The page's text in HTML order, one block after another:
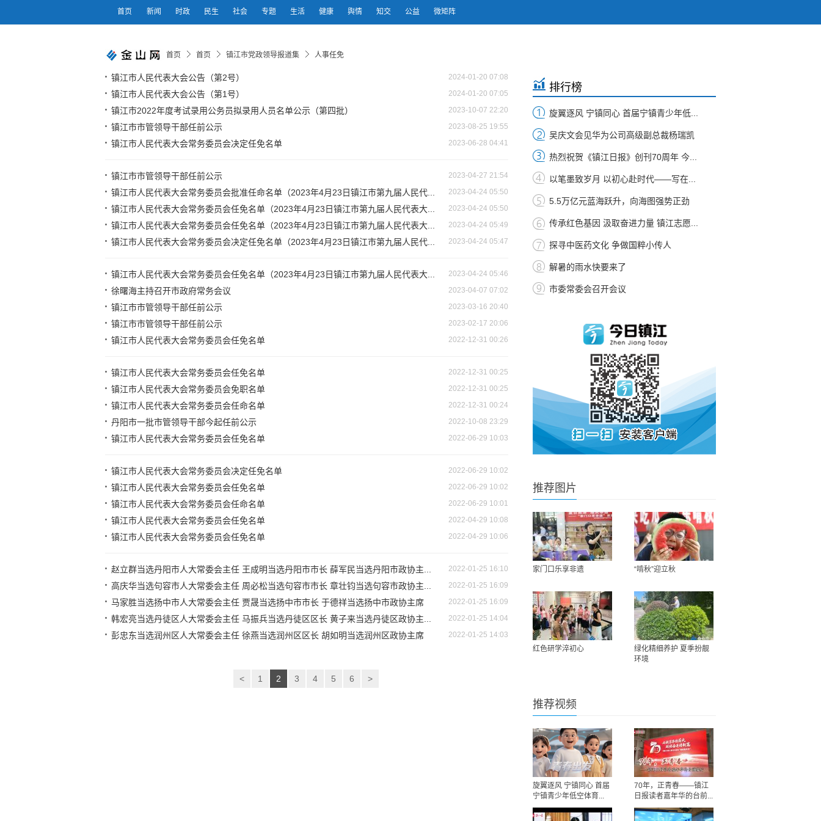
首页 新闻 时政 民生 社会 专题 生活 健康 舆情 知交 公益 微矩阵
首页 首页 镇江市党政领导报道集 人事任免
镇江市人民代表大会公告（第2号） 2024-01-20 07:08
镇江市人民代表大会公告（第1号） 2024-01-20 07:05
镇江市2022年度考试录用公务员拟录用人员名单公示（第四批） 2023-10-07 22:20
镇江市市管领导干部任前公示 2023-08-25 19:55
镇江市人民代表大会常务委员会决定任免名单 2023-06-28 04:41
镇江市市管领导干部任前公示 2023-04-27 21:54
镇江市人民代表大会常务委员会批准任命名单（2023年4月23日镇江市第九届人民代... 2023-04-24 05:50
镇江市人民代表大会常务委员会任免名单（2023年4月23日镇江市第九届人民代表大... 2023-04-24 05:50
镇江市人民代表大会常务委员会任免名单（2023年4月23日镇江市第九届人民代表大... 2023-04-24 05:49
镇江市人民代表大会常务委员会决定任免名单（2023年4月23日镇江市第九届人民代... 2023-04-24 05:47
镇江市人民代表大会常务委员会任免名单（2023年4月23日镇江市第九届人民代表大... 2023-04-24 05:46
徐曙海主持召开市政府常务会议 2023-04-07 07:02
镇江市市管领导干部任前公示 2023-03-16 20:40
镇江市市管领导干部任前公示 2023-02-17 20:06
镇江市人民代表大会常务委员会任免名单 2022-12-31 00:26
镇江市人民代表大会常务委员会任免名单 2022-12-31 00:25
镇江市人民代表大会常务委员会免职名单 2022-12-31 00:25
镇江市人民代表大会常务委员会任命名单 2022-12-31 00:24
丹阳市一批市管领导干部今起任前公示 2022-10-08 23:29
镇江市人民代表大会常务委员会任免名单 2022-06-29 10:03
镇江市人民代表大会常务委员会决定任免名单 2022-06-29 10:02
镇江市人民代表大会常务委员会任免名单 2022-06-29 10:02
镇江市人民代表大会常务委员会任命名单 2022-06-29 10:01
镇江市人民代表大会常务委员会任免名单 2022-04-29 10:08
镇江市人民代表大会常务委员会任免名单 2022-04-29 10:06
赵立群当选丹阳市人大常委会主任 王成明当选丹阳市市长 薛军民当选丹阳市政协主... 2022-01-25 16:10
高庆华当选句容市人大常委会主任 周必松当选句容市市长 章壮钧当选句容市政协主... 2022-01-25 16:09
马家胜当选扬中市人大常委会主任 贾晟当选扬中市市长 于德祥当选扬中市政协主席 2022-01-25 16:09
韩宏亮当选丹徒区人大常委会主任 马振兵当选丹徒区区长 黄子来当选丹徒区政协主... 2022-01-25 14:04
彭忠东当选润州区人大常委会主任 徐燕当选润州区区长 胡如明当选润州区政协主席 2022-01-25 14:03
< 1 2 3 4 5 6 >
排行榜
旋翼逐风 宁镇同心 首届宁镇青少年低...
吴庆文会见华为公司高级副总裁杨瑞凯
热烈祝贺《镇江日报》创刊70周年 今...
以笔墨致岁月 以初心赴时代——写在...
5.5万亿元蓝海跃升，向海图强势正劲
传承红色基因 汲取奋进力量 镇江志愿...
探寻中医药文化 争做国粹小传人
解暑的雨水快要来了
市委常委会召开会议
推荐图片
家门口乐享非遗 “啃秋”迎立秋
红色研学淬初心
绿化精细养护 夏季扮靓
环境
推荐视频
旋翼逐风 宁镇同心 首届
宁镇青少年低空体育...
70年，正青春——镇江
日报读者嘉年华的台前...